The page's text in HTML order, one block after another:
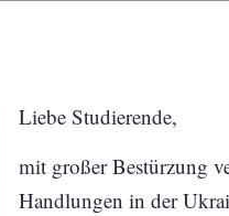
Liebe Studierende,
mit großer Bestürzung
Handlungen in der